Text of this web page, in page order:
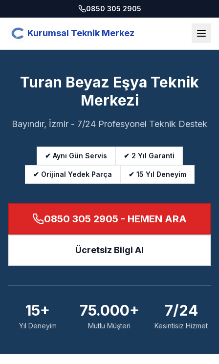
0850 305 2905
Kurumsal Teknik Merkez
Turan Beyaz Eşya Teknik
Merkezi
Bayındır, İzmir - 7/24 Profesyonel Teknik Destek
✔ Aynı Gün Servis ✔ 2 Yıl Garanti
✔ Orijinal Yedek Parça ✔ 15 Yıl Deneyim
0850 305 2905 - HEMEN ARA
Ücretsiz Bilgi Al
15+
Yıl Deneyim
75.000+
Mutlu Müşteri
7/24
Kesintisiz Hizmet